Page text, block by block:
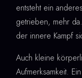
entsteht ein
getrieben, mehr
der innere Kampf
Auch kleine
Aufmerksamkeit.